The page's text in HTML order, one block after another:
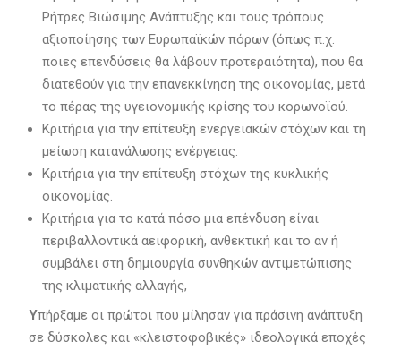
Ρήτρες Βιώσιμης Ανάπτυξης και τους τρόπους
αξιοποίησης των Ευρωπαϊκών πόρων (όπως π.χ.
ποιες επενδύσεις θα λάβουν προτεραιότητα), που θα
διατεθούν για την επανεκκίνηση της οικονομίας, μετά
το πέρας της υγειονομικής κρίσης του κορωνοϊού.
Κριτήρια για την επίτευξη ενεργειακών στόχων και τη
μείωση κατανάλωσης ενέργειας.
Κριτήρια για την επίτευξη στόχων της κυκλικής
οικονομίας.
Κριτήρια για το κατά πόσο μια επένδυση είναι
περιβαλλοντικά αειφορική, ανθεκτική και το αν ή
συμβάλει στη δημιουργία συνθηκών αντιμετώπισης
της κλιματικής αλλαγής,
Υπήρξαμε οι πρώτοι που μίλησαν για πράσινη ανάπτυξη
σε δύσκολες και «κλειστοφοβικές» ιδεολογικά εποχές